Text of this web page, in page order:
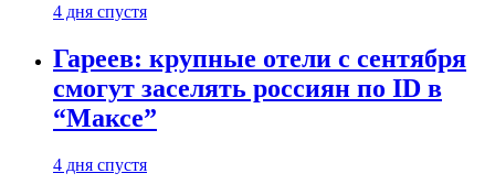
4 дня спустя
Гареев: крупные отели с сентября
смогут заселять россиян по ID в
“Максе”
4 дня спустя